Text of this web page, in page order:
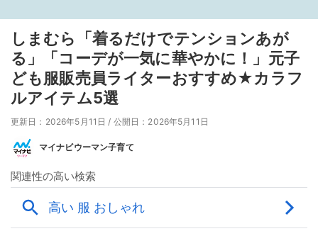
しまむら「着るだけでテンションあが
る」「コーデが一気に華やかに！」元子
ども服販売員ライターおすすめ★カラフ
ルアイテム5選
更新日：2026年5月11日 / 公開日：2026年5月11日
マイナビウーマン子育て